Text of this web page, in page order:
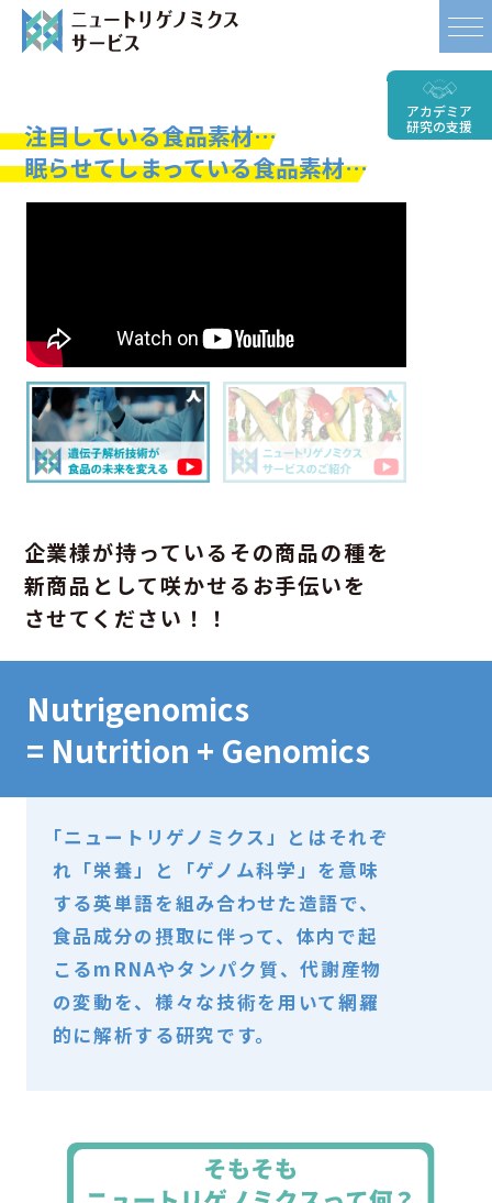
アカデミア
研究の支援
注目している食品素材…
眠らせてしまっている食品素材…
企業様が持っているその商品の種を
新商品として咲かせるお手伝いを
させてください！！
Nutrigenomics
= Nutrition + Genomics
「ニュートリゲノミクス」
とはそれぞ
れ「栄養」と「ゲノム科学」を意味
する英単語を組み合わせた造語で、
食品成分の摂取に伴って、体内で起
こるmRNAやタンパク質、代謝産物
の変動を、様々な技術を用いて網羅
的に解析する研究です。